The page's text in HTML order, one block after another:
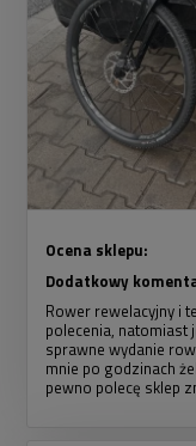
Ocena sklepu:
Dodatkowy
Rower rewelacyjny i
polecenia, natomiast
sprawne wydanie
mnie po godzinach
pewno polecę sklep